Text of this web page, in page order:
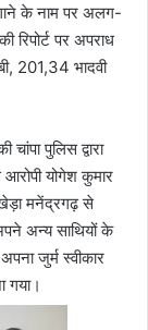
के नाम पर अलग-
रिपोर्ट पर अपराध
201,34 भादवी
पुलिस द्वारा
योगेश कुमार
मनेंद्रगढ़ से
अन्य साथियों के
जुर्म स्वीकार
गया।